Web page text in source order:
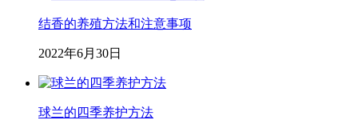
结香的养殖方法和注意事项
2022年6月30日
球兰的四季养护方法